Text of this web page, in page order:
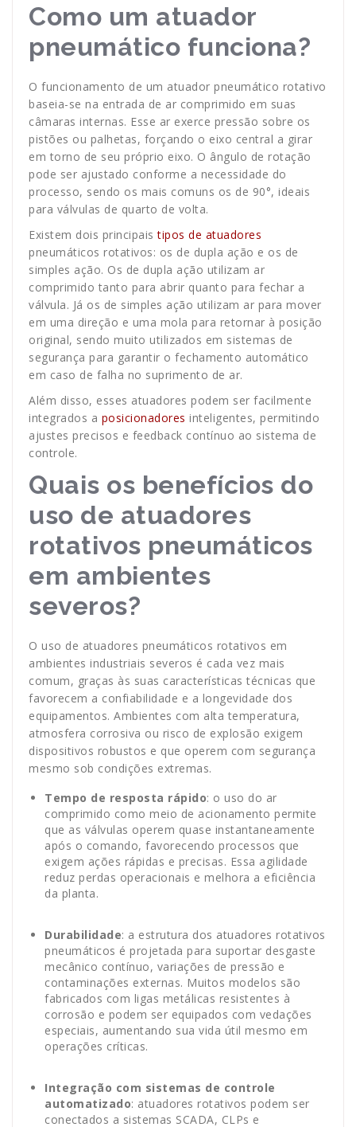
Como um atuador
pneumático funciona?
O funcionamento de um atuador pneumático rotativo
baseia-se na entrada de ar comprimido em suas
câmaras internas. Esse ar exerce pressão sobre os
pistões ou palhetas, forçando o eixo central a girar
em torno de seu próprio eixo. O ângulo de rotação
pode ser ajustado conforme a necessidade do
processo, sendo os mais comuns os de 90°, ideais
para válvulas de quarto de volta.
Existem dois principaistipos de atuadores
pneumáticos rotativos: os de dupla ação e os de
simples ação. Os de dupla ação utilizam ar
comprimido tanto para abrir quanto para fechar a
válvula. Já os de simples ação utilizam ar para mover
em uma direção e uma mola para retornar à posição
original, sendo muito utilizados em sistemas de
segurança para garantir o fechamento automático
em caso de falha no suprimento de ar.
Além disso, esses atuadores podem ser facilmente
integrados a posicionadores inteligentes, permitindo
ajustes precisos e feedback contínuo ao sistema de
controle.
Quais os benefícios do
uso de atuadores
rotativos pneumáticos
em ambientes
severos?
O uso de atuadores pneumáticos rotativos em
ambientes industriais severos é cada vez mais
comum, graças às suas características técnicas que
favorecem a confiabilidade e a longevidade dos
equipamentos. Ambientes com alta temperatura,
atmosfera corrosiva ou risco de explosão exigem
dispositivos robustos e que operem com segurança
mesmo sob condições extremas.
Tempo de resposta rápido: o uso do ar
comprimido como meio de acionamento permite
que as válvulas operem quase instantaneamente
após o comando, favorecendo processos que
exigem ações rápidas e precisas. Essa agilidade
reduz perdas operacionais e melhora a eficiência
da planta.
Durabilidade: a estrutura dos atuadores rotativos
pneumáticos é projetada para suportar desgaste
mecânico contínuo, variações de pressão e
contaminações externas. Muitos modelos são
fabricados com ligas metálicas resistentes à
corrosão e podem ser equipados com vedações
especiais, aumentando sua vida útil mesmo em
operações críticas.
Integração com sistemas de controle
automatizado: atuadores rotativos podem ser
conectados a sistemas SCADA, CLPs e